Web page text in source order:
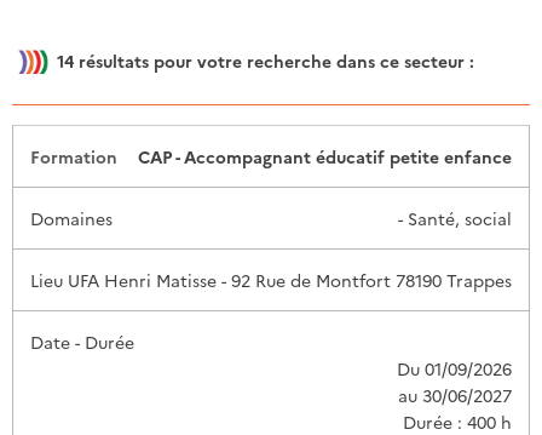
14 résultats pour votre recherche dans ce secteur :
Lieu
Date -
CAP - Accompagnant éducatif petite enfance
- Santé, social
UFA Henri Matisse - 92 Rue de Montfort 78190 Trappes
Du 01/09/2026
au 30/06/2027
Durée : 400 h